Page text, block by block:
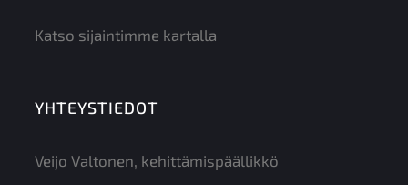
Katso sijaintimme kartalla
YHTEYSTIEDOT
Veijo Valtonen, kehittämispäällikkö